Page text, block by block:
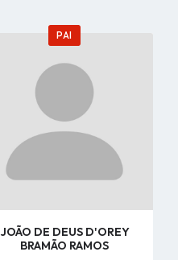
PAI
Go
profile
page
JOÃO DE DEUS D'OREY
BRAMÃO RAMOS